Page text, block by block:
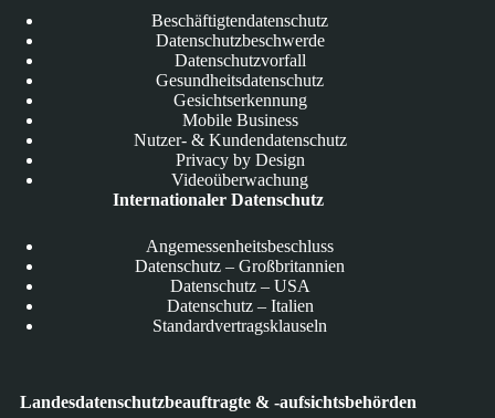
Beschäftigtendatenschutz
Datenschutzbeschwerde
Datenschutzvorfall
Gesundheitsdatenschutz
Gesichtserkennung
Mobile Business
Nutzer- & Kundendatenschutz
Privacy by Design
Videoüberwachung
Internationaler Datenschutz
Angemessenheitsbeschluss
Datenschutz – Großbritannien
Datenschutz – USA
Datenschutz – Italien
Standardvertragsklauseln
Landesdatenschutzbeauftragte & -aufsichtsbehörden